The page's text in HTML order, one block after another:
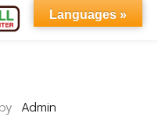
by Admin
Languages »